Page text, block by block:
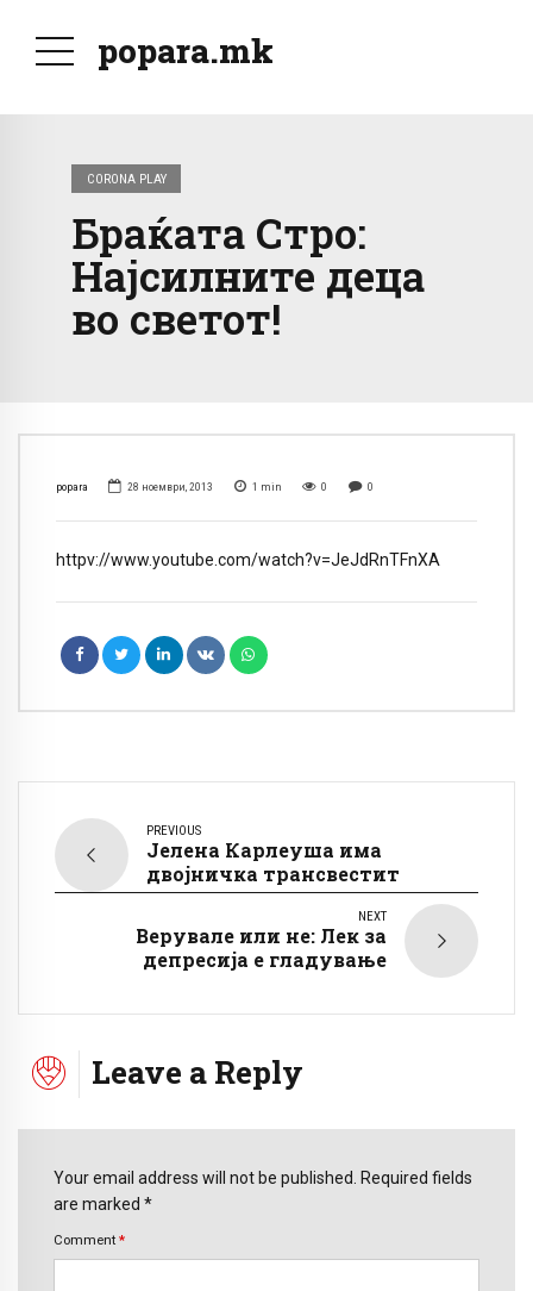
popara.mk
CORONA PLAY
Браќата Стро:
Најсилните деца
во светот!
popara 28 ноември, 2013 1 min 0 0
httpv://www.youtube.com/watch?v=JeJdRnTFnXA
PREVIOUS
Јелена Карлеуша има
двојничка трансвестит
NEXT
Верувале или не: Лек за
депресија е гладување
Leave a Reply
Your email address will not be published. Required fields
are marked *
Comment *